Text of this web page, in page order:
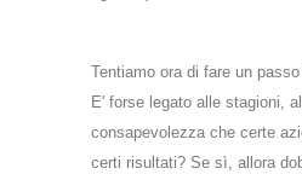
Tentiamo ora di fare un
E' forse legato alle stagioni,
consapevolezza che certe
certi risultati? Se sì, allora